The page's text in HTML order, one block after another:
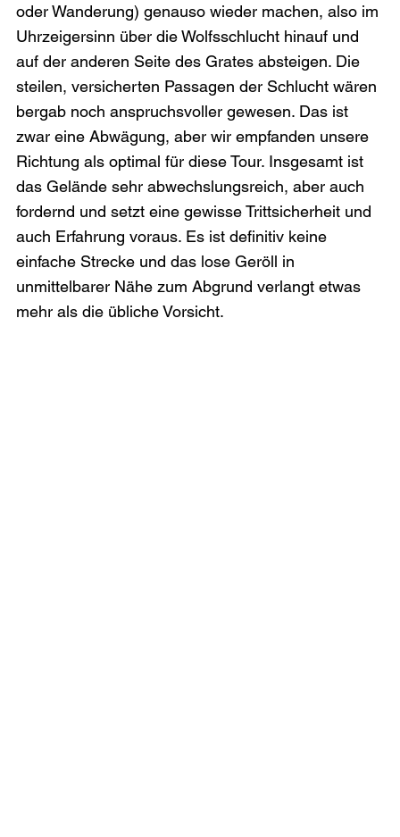
oder Wanderung) genauso wieder machen, also im
Uhrzeigersinn über die Wolfsschlucht hinauf und
auf der anderen Seite des Grates absteigen. Die
steilen, versicherten Passagen der Schlucht wären
bergab noch anspruchsvoller gewesen. Das ist
zwar eine Abwägung, aber wir empfanden unsere
Richtung als optimal für diese Tour. Insgesamt ist
das Gelände sehr abwechslungsreich, aber auch
fordernd und setzt eine gewisse Trittsicherheit und
auch Erfahrung voraus. Es ist definitiv keine
einfache Strecke und das lose Geröll in
unmittelbarer Nähe zum Abgrund verlangt etwas
mehr als die übliche Vorsicht.